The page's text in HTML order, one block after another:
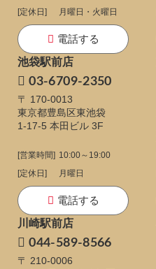
[定休日]
月曜日・火曜日
電話する
池袋駅前店
03-6709-2350
〒 170-0013
東京都豊島区東池袋
1-17-5 本田ビル 3F
[営業時間] 10:00～19:00
[定休日]
月曜日
電話する
川崎駅前店
044-589-8566
〒 210-0006